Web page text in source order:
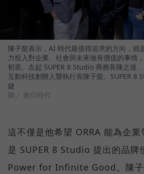
陳子龍表示，AI 時代最值得追求的方向，就
力投入對企業、社會與未來做有價值的事情
初衷。左起 SUPER 8 Studio 商務長陳之逵
互動科技創辦人暨執行長陳子龍、SUPER 8
婕
圖／ 數位時代
這不僅是他希望 ORRA 能為企
是 SUPER 8 Studio 提出的品
Power for Infinite Good。陳子